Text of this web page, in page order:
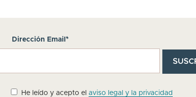
Dirección Email*
He leído y acepto el aviso legal y la privacidad